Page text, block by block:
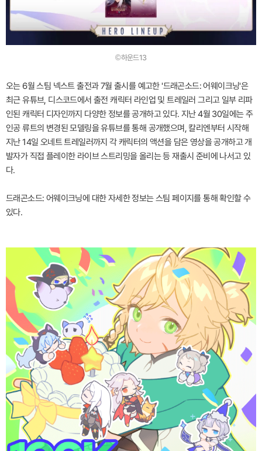
©하운드13
오는 6월 스팀 넥스트 출전과 7월 출시를 예고한 '드래곤소드: 어웨이크닝'은
최근 유튜브, 디스코드에서 출전 캐릭터 라인업 및 트레일러 그리고 일부 리파
인된 캐릭터 디자인까지 다양한 정보를 공개하고 있다. 지난 4월 30일에는 주
인공 류트의 변경된 모델링을 유튜브를 통해 공개했으며, 칼리엔부터 시작해
지난 14일 오네트 트레일러까지 각 캐릭터의 액션을 담은 영상을 공개하고 개
발자가 직접 플레이한 라이브 스트리밍을 올리는 등 재출시 준비에 나서고 있
다.
드래곤소드: 어웨이크닝에 대한 자세한 정보는 스팀 페이지를 통해 확인할 수
있다.